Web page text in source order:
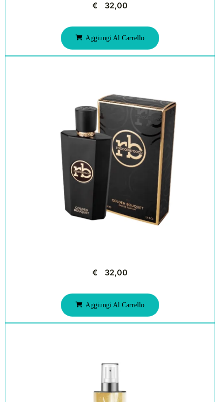
€ 32,00
Aggiungi Al Carrello
€ 32,00
Aggiungi Al Carrello